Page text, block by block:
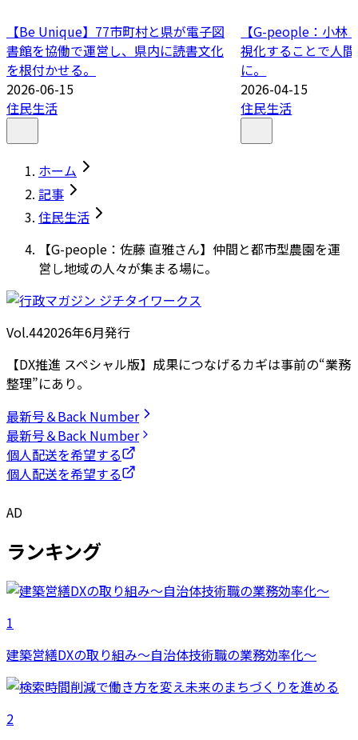
【Be Unique】77市町村と県が電子図
書館を協働で運営し、県内に読書文化
を根付かせる。
2026-06-15
住民生活
【G-people：小林
視化することで人
に。
2026-04-15
住民生活
ホーム
記事
住民生活
【G-people：佐藤 直雅さん】仲間と都市型農園を運
営し地域の人々が集まる場に。
Vol.442026年6月発行
【DX推進 スペシャル版】成果につなげるカギは事前の“業務
整理”にあり。
最新号＆Back Number
最新号＆Back Number
個人配送を希望する
個人配送を希望する
AD
ランキング
1
建築営繕DXの取り組み～自治体技術職の業務効率化～
2